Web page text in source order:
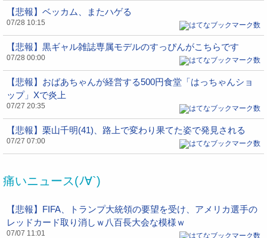
【悲報】ベッカム、またハゲる
07/28 10:15
【悲報】黒ギャル雑誌専属モデルのすっぴんがこちらです
07/28 00:00
【悲報】おばあちゃんが経営する500円食堂「はっちゃんショ
ップ」Xで炎上
07/27 20:35
【悲報】栗山千明(41)、路上で変わり果てた姿で発見される
07/27 07:00
痛いニュース(ﾉ∀`)
【悲報】FIFA、トランプ大統領の要望を受け、アメリカ選手の
レッドカード取り消しｗ八百長大会な模様ｗ
07/07 11:01